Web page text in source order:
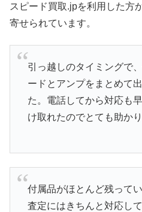
スピード買取.jpを利用した方
寄せられています。
引っ越しのタイミングで
ードとアンプをまとめて
た。電話してから対応も
け取れたのでとても助かり
付属品がほとんど残って
査定にはきちんと対応し